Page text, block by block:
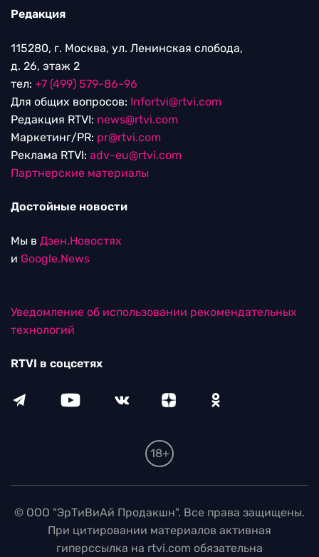
Редакция
115280, г. Москва, ул. Ленинская слобода,
д. 26, этаж 2
тел: +7 (499) 579-86-96
Для общих вопросов: Infortvi@rtvi.com
Редакция RTVI: news@rtvi.com
Маркетинг/PR: pr@rtvi.com
Реклама RTVI: adv-eu@rtvi.com
Партнерские материалы
Достойные новости
Мы в Дзен.Новостях
и Google.News
Уведомление об использовании рекомендательных
технологий
RTVI в соцсетях
18+
© ООО "ЭрТиВиАй Продакшн". Все права защищены.
При цитировании материалов активная
гиперссылка на rtvi.com обязательна